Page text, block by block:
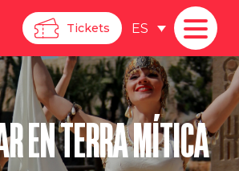
Tickets ES
EN TERRA MÍTICA